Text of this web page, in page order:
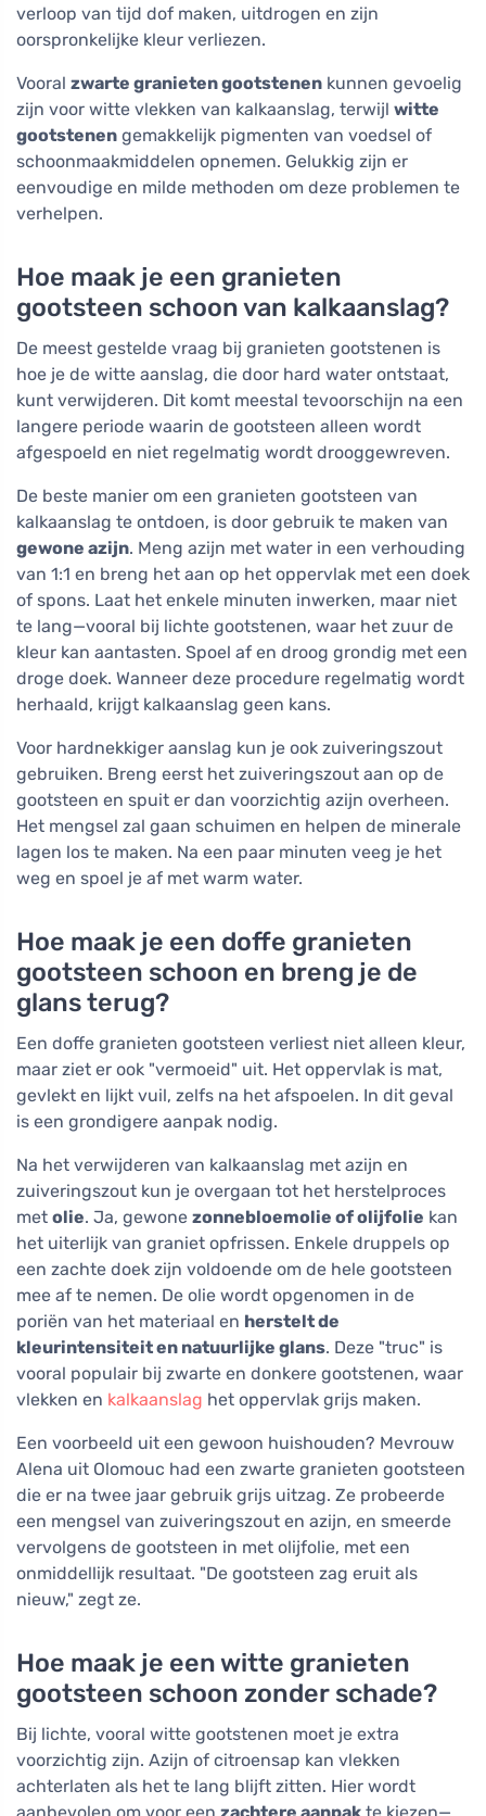
verloop van tijd dof maken, uitdrogen en zijn
oorspronkelijke kleur verliezen.
Vooral zwarte granieten gootstenen kunnen gevoelig
zijn voor witte vlekken van kalkaanslag, terwijl witte
gootstenen gemakkelijk pigmenten van voedsel of
schoonmaakmiddelen opnemen. Gelukkig zijn er
eenvoudige en milde methoden om deze problemen te
verhelpen.
Hoe maak je een granieten
gootsteen schoon van kalkaanslag?
De meest gestelde vraag bij granieten gootstenen is
hoe je de witte aanslag, die door hard water ontstaat,
kunt verwijderen. Dit komt meestal tevoorschijn na een
langere periode waarin de gootsteen alleen wordt
afgespoeld en niet regelmatig wordt drooggewreven.
De beste manier om een granieten gootsteen van
kalkaanslag te ontdoen, is door gebruik te maken van
gewone azijn. Meng azijn met water in een verhouding
van 1:1 en breng het aan op het oppervlak met een doek
of spons. Laat het enkele minuten inwerken, maar niet
te lang—vooral bij lichte gootstenen, waar het zuur de
kleur kan aantasten. Spoel af en droog grondig met een
droge doek. Wanneer deze procedure regelmatig wordt
herhaald, krijgt kalkaanslag geen kans.
Voor hardnekkiger aanslag kun je ook zuiveringszout
gebruiken. Breng eerst het zuiveringszout aan op de
gootsteen en spuit er dan voorzichtig azijn overheen.
Het mengsel zal gaan schuimen en helpen de minerale
lagen los te maken. Na een paar minuten veeg je het
weg en spoel je af met warm water.
Hoe maak je een doffe granieten
gootsteen schoon en breng je de
glans terug?
Een doffe granieten gootsteen verliest niet alleen kleur,
maar ziet er ook "vermoeid" uit. Het oppervlak is mat,
gevlekt en lijkt vuil, zelfs na het afspoelen. In dit geval
is een grondigere aanpak nodig.
Na het verwijderen van kalkaanslag met azijn en
zuiveringszout kun je overgaan tot het herstelproces
met olie. Ja, gewone zonnebloemolie of olijfolie kan
het uiterlijk van graniet opfrissen. Enkele druppels op
een zachte doek zijn voldoende om de hele gootsteen
mee af te nemen. De olie wordt opgenomen in de
poriën van het materiaal en herstelt de
kleurintensiteit en natuurlijke glans. Deze "truc" is
vooral populair bij zwarte en donkere gootstenen, waar
vlekken en kalkaanslag het oppervlak grijs maken.
Een voorbeeld uit een gewoon huishouden? Mevrouw
Alena uit Olomouc had een zwarte granieten gootsteen
die er na twee jaar gebruik grijs uitzag. Ze probeerde
een mengsel van zuiveringszout en azijn, en smeerde
vervolgens de gootsteen in met olijfolie, met een
onmiddellijk resultaat. "De gootsteen zag eruit als
nieuw," zegt ze.
Hoe maak je een witte granieten
gootsteen schoon zonder schade?
Bij lichte, vooral witte gootstenen moet je extra
voorzichtig zijn. Azijn of citroensap kan vlekken
achterlaten als het te lang blijft zitten. Hier wordt